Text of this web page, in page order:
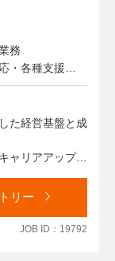
務
・各種支援
た経営基盤と成
ャリアアップや
リー
JOB ID：19792